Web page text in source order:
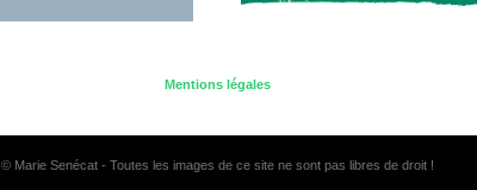
Mentions légales
© Marie Senécat - Toutes les images de ce site ne sont pas libres de droit !